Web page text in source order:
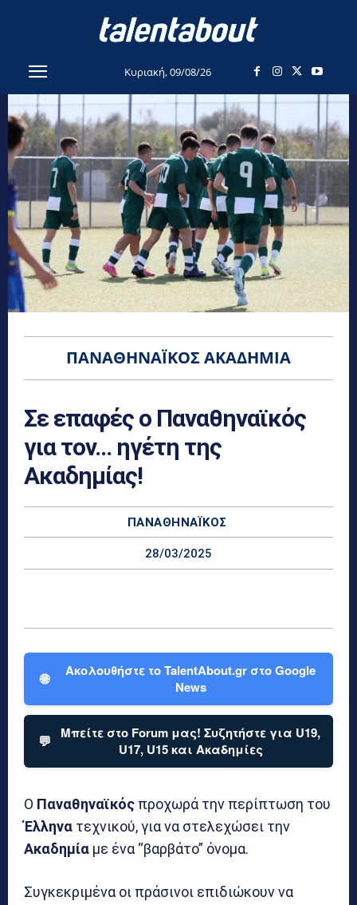
Κυριακή, 09/08/26
ΠΑΝΑΘΗΝΑΪΚΌΣ ΑΚΑΔΗΜΊΑ
Σε επαφές ο Παναθηναϊκός
για τον… ηγέτη της
Ακαδημίας!
ΠΑΝΑΘΗΝΑΪΚΌΣ
28/03/2025
🌐
Ακολουθήστε το TalentAbout.gr στο Google
News
💬
Μπείτε στο Forum μας! Συζητήστε για U19,
U17, U15 και Ακαδημίες
Ο Παναθηναϊκός προχωρά την περίπτωση του
Έλληνα τεχνικού, για να στελεχώσει την
Ακαδημία με ένα “βαρβάτο” όνομα.
Συγκεκριμένα οι πράσινοι επιδιώκουν να